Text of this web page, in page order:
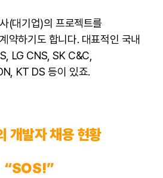
(대기업)의 프로젝트를
약하기도 합니다. 대표적인 국내
LG CNS, SK C&C,
KT DS 등이 있죠.
개발자채용 현황
“SOS!”